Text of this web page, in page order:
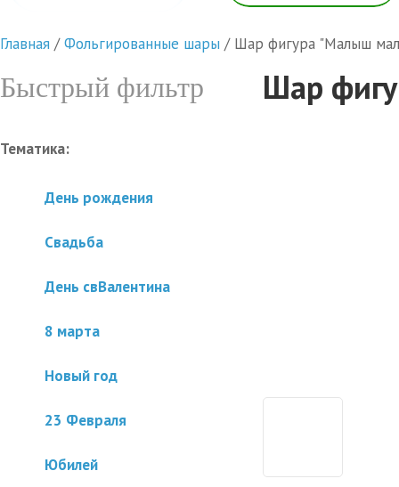
Главная /Фольгированные шары / Шар фигура "Малыш
Быстрый фильтр
Тематика:
День рождения
Свадьба
День свВалентина
8 марта
Новый год
23 Февраля
Юбилей
Шар